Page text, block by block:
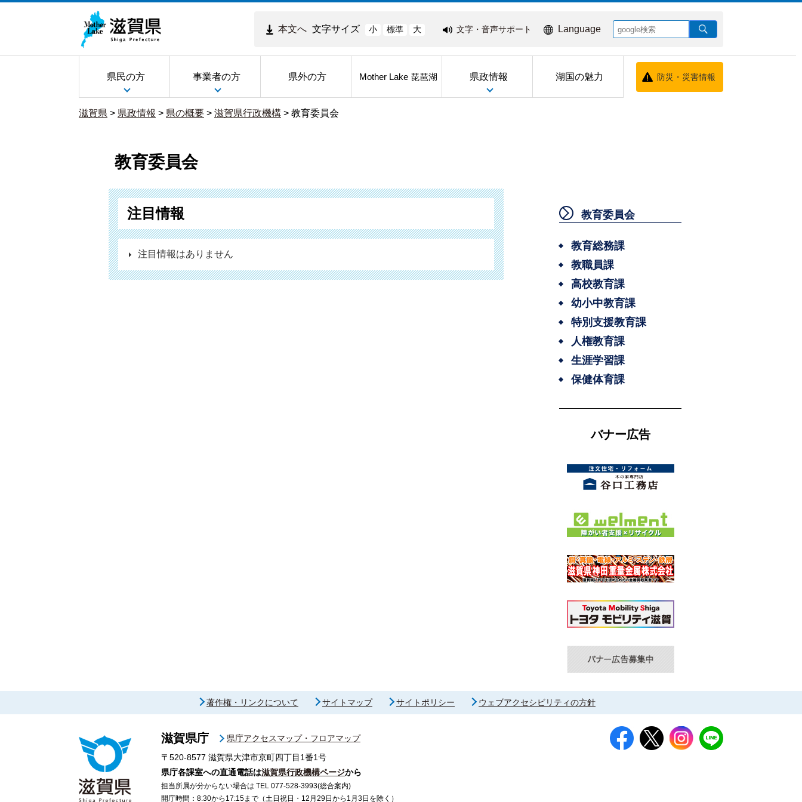
本文へ 文字サイズ 小 標準 大 文字・音声サポート Language
県民の方 事業者の方 県外の方 Mother Lake 琵琶湖 県政情報 湖国の魅力 防災・災害情報
滋賀県 > 県政情報 > 県の概要 > 滋賀県行政機構 > 教育委員会
教育委員会
注目情報
注目情報はありません
教育委員会
教育総務課
教職員課
高校教育課
幼小中教育課
特別支援教育課
人権教育課
生涯学習課
保健体育課
バナー広告
著作権・リンクについて サイトマップ サイトポリシー ウェブアクセシビリティの方針
滋賀県庁
県庁アクセスマップ・フロアマップ
〒520-8577 滋賀県大津市京町四丁目1番1号
県庁各課室への直通電話は滋賀県行政機構ページから
担当所属が分からない場合は TEL 077-528-3993(総合案内)
開庁時間：8:30から17:15まで（土日祝日・12月29日から1月3日を除く）